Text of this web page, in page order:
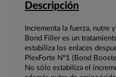
Descripción
Incrementa la fuerza, nutre
Bond Filler es un
estabiliza los enlaces
PlexForte Nº1 (Bond
No sólo estabiliza el